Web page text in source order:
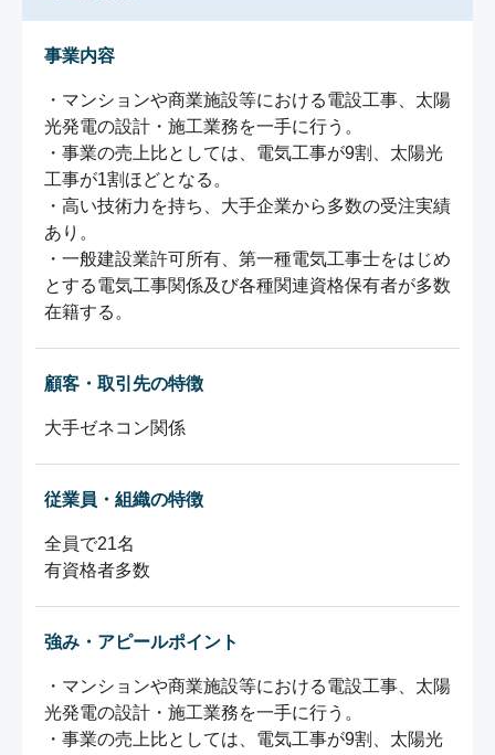
事業内容
・マンションや商業施設等における電設工事、太陽
光発電の設計・施工業務を一手に行う。
・事業の売上比としては、電気工事が9割、太陽光
工事が1割ほどとなる。
・高い技術力を持ち、大手企業から多数の受注実績
あり。
・一般建設業許可所有、第一種電気工事士をはじめ
とする電気工事関係及び各種関連資格保有者が多数
在籍する。
顧客・取引先の特徴
大手ゼネコン関係
従業員・組織の特徴
全員で21名
有資格者多数
強み・アピールポイント
・マンションや商業施設等における電設工事、太陽
光発電の設計・施工業務を一手に行う。
・事業の売上比としては、電気工事が9割、太陽光